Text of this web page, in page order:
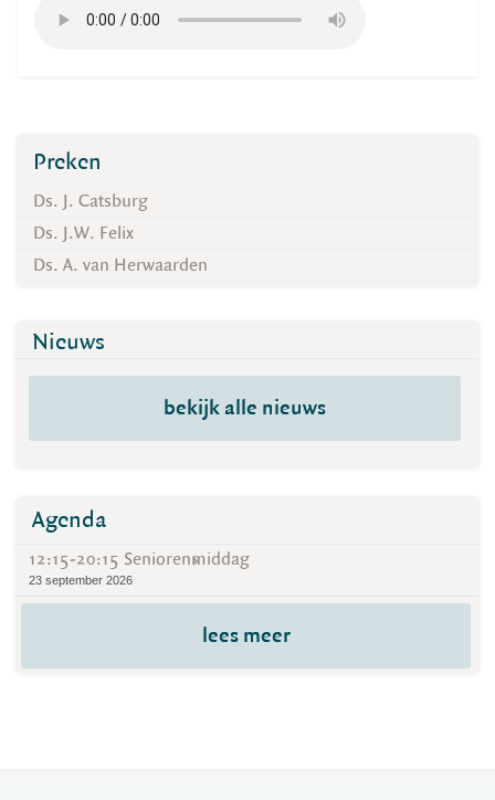
Preken
Ds. J. Catsburg
Ds. J.W. Felix
Ds. A. van Herwaarden
Nieuws
bekijk alle nieuws
Agenda
12:15-20:15 Seniorenmiddag
23 september 2026
lees meer